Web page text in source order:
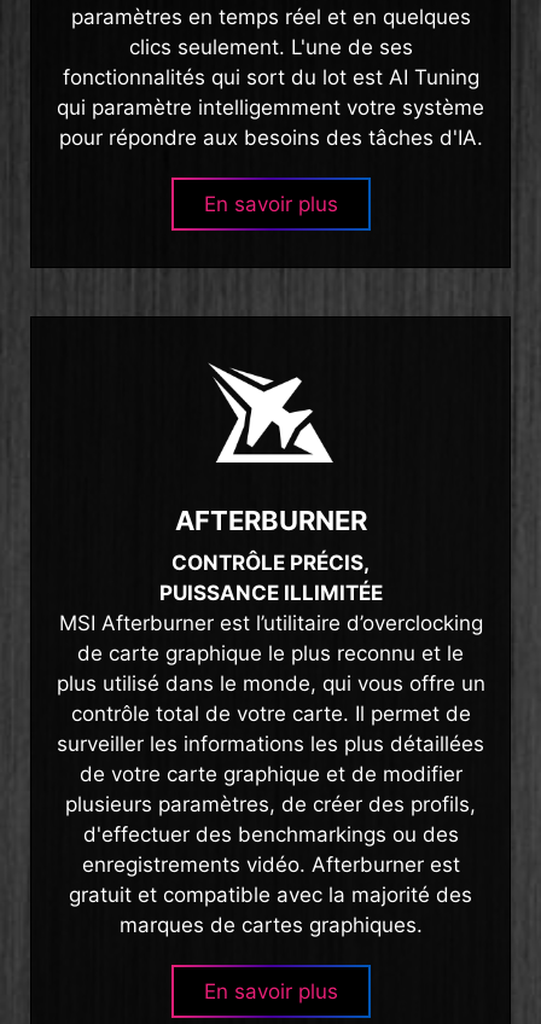
paramètres en temps réel et en quelques
clics seulement. L'une de ses
fonctionnalités qui sort du lot est AI Tuning
qui paramètre intelligemment votre système
pour répondre aux besoins des tâches d'IA.
En savoir plus
AFTERBURNER
CONTRÔLE PRÉCIS,
PUISSANCE ILLIMITÉE
MSI Afterburner est l’utilitaire d’overclocking
de carte graphique le plus reconnu et le
plus utilisé dans le monde, qui vous offre un
contrôle total de votre carte. Il permet de
surveiller les informations les plus détaillées
de votre carte graphique et de modifier
plusieurs paramètres, de créer des profils,
d'effectuer des benchmarkings ou des
enregistrements vidéo. Afterburner est
gratuit et compatible avec la majorité des
marques de cartes graphiques.
En savoir plus